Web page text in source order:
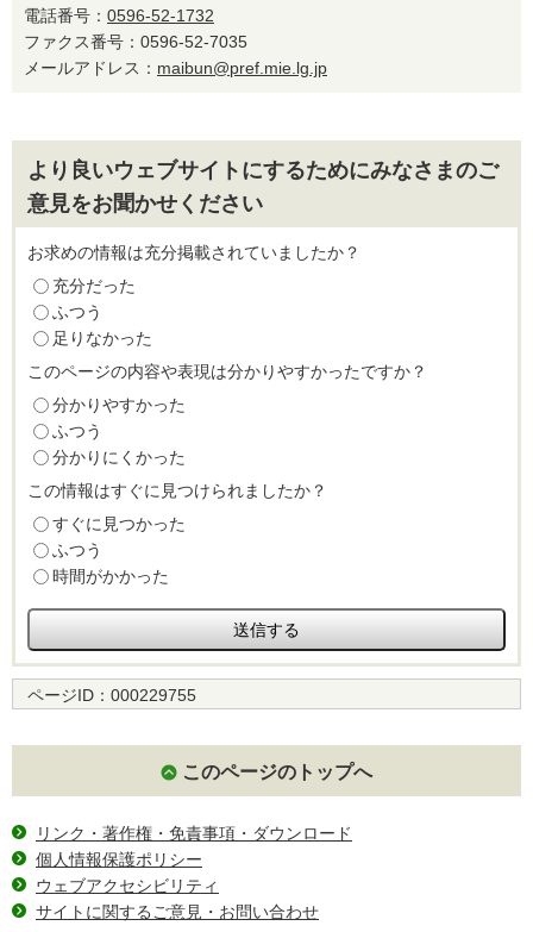
電話番号： 0596-52-1732
ファクス番号：0596-52-7035
メールアドレス： maibun@pref.mie.lg.jp
より良いウェブサイトにするためにみなさまのご
意見をお聞かせください
お求めの情報は充分掲載されていましたか？
充分だった
ふつう
足りなかった
このページの内容や表現は分かりやすかったですか？
分かりやすかった
ふつう
分かりにくかった
この情報はすぐに見つけられましたか？
すぐに見つかった
ふつう
時間がかかった
ページID： 000229755
このページのトップへ
リンク・著作権・免責事項・ダウンロード
個人情報保護ポリシー
ウェブアクセシビリティ
サイトに関するご意見・お問い合わせ